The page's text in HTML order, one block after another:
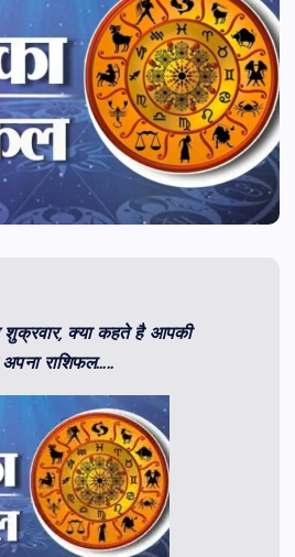
क्या कहते है आपकी
राशिफल…..